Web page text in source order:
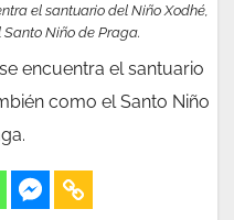
el santuario del Niño Xodhé,
Niño de Praga.
encuentra el santuario
como el Santo Niño